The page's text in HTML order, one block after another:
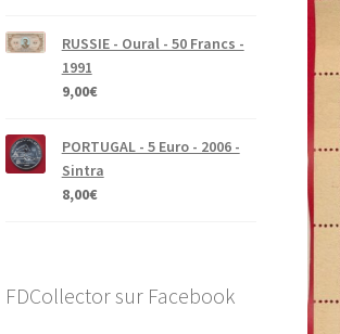
RUSSIE - Oural - 50 Francs -
1991
9,00€
PORTUGAL - 5 Euro - 2006 -
Sintra
8,00€
FDCollector sur Facebook